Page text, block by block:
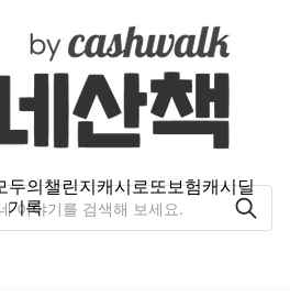
두의챌린지캐시로또보험캐시딜
기록